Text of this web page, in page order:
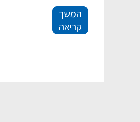
המשך
קריאה